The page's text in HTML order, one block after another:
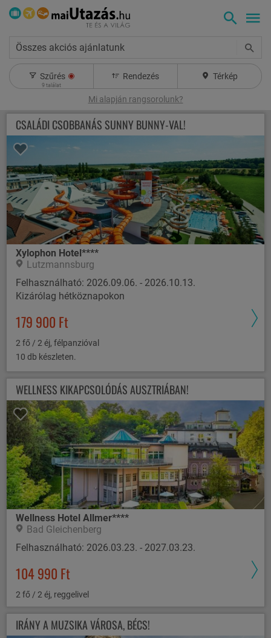
Összes akciós ajánlatunk
Szűrés
9 találat
Rendezés Térkép
Mi alapján rangsorolunk?
CSALÁDI CSOBBANÁS SUNNY BUNNY-VAL!
Xylophon Hotel****
Lutzmannsburg
Felhasználható: 2026.09.06. - 2026.10.13.
Kizárólag hétköznapokon
179 900 Ft
2 fő / 2 éj, félpanzióval
10 db készleten.
WELLNESS KIKAPCSOLÓDÁS AUSZTRIÁBAN!
Wellness Hotel Allmer****
Bad Gleichenberg
Felhasználható: 2026.03.23. - 2027.03.23.
104 990 Ft
2 fő / 2 éj, reggelivel
IRÁNY A MUZSIKA VÁROSA, BÉCS!